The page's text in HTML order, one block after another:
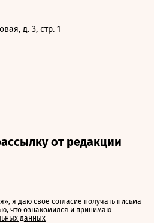
д. 3, стр. 1
я даю свое согласие получать письма
что ознакомился и принимаю
данных